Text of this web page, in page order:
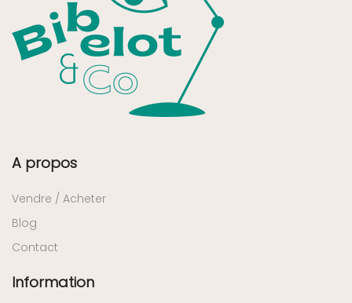
A propos
Vendre / Acheter
Blog
Contact
Information